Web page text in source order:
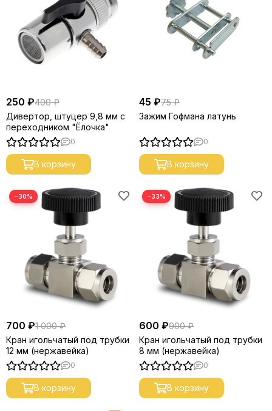
250 ₽400 ₽
Дивертор, штуцер 9,8 мм с
переходником "Ёлочка"
0
В корзину
45 ₽75 ₽
Зажим Гофмана латунь
0
В корзину
−30%
700 ₽1 000 ₽
Кран игольчатый под трубки
12 мм (нержавейка)
0
В корзину
−33%
600 ₽900 ₽
Кран игольчатый под трубки
8 мм (нержавейка)
0
В корзину